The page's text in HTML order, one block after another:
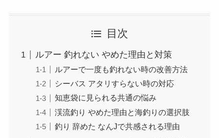
目次
ルアー 釣れない やめた理由と対策
ルアーで一度も釣れない時の改善方法
シーバス アタリすらない時の対応
知恵袋に見られる共通の悩み
渓流釣り やめた理由と海釣りの選択肢
釣り 辞めた なんJで共感される理由